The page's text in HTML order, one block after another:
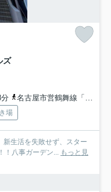
ズ
名古屋市営鶴舞線「八事」駅 徒歩12分
場
新生活を失敗せず、スター
！八事ガーデン... もっと見